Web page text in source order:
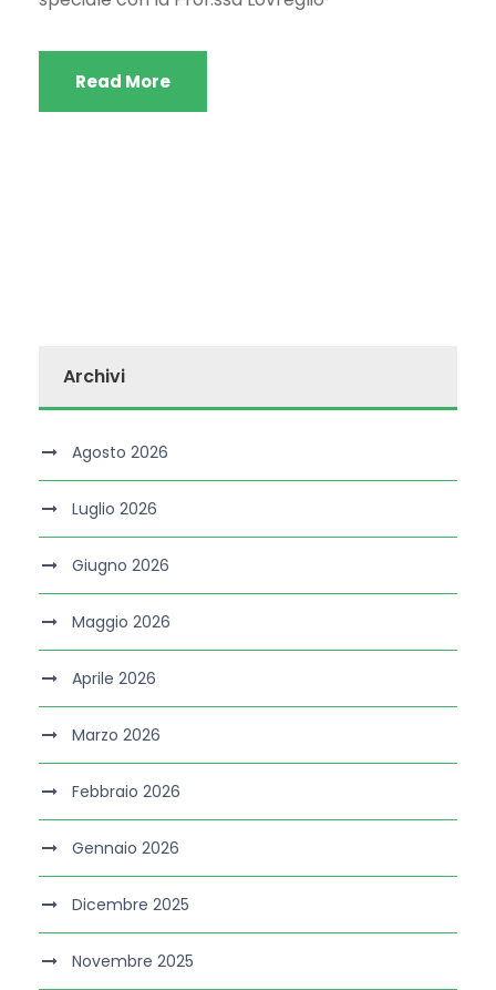
Read More
Archivi
Agosto 2026
Luglio 2026
Giugno 2026
Maggio 2026
Aprile 2026
Marzo 2026
Febbraio 2026
Gennaio 2026
Dicembre 2025
Novembre 2025